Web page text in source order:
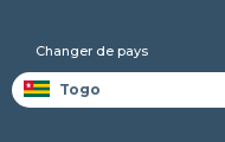
Changer de pays